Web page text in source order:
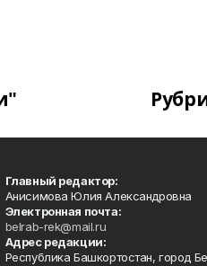
Главный редактор:
Анисимова Юлия Александровна
Электронная почта:
belrab-rek@mail.ru
Адрес редакции:
Республика Башкортостан, город